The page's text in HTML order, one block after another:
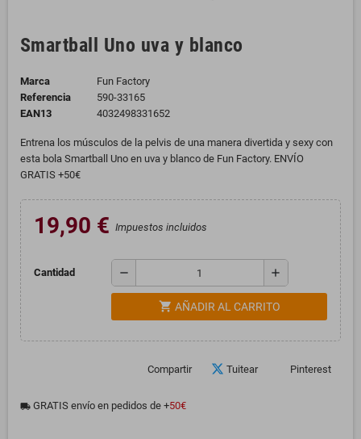
Smartball Uno uva y blanco
Marca
Fun Factory
Referencia
590-33165
EAN13
4032498331652
Entrena los músculos de la pelvis de una manera divertida y sexy con
esta bola Smartball Uno en uva y blanco de Fun Factory. ENVÍO
GRATIS +50€
19,90 € Impuestos incluidos
Cantidad remove add
shopping_cart AÑADIR AL CARRITO
Compartir Tuitear Pinterest
local_shipping GRATIS envío en pedidos de +50€